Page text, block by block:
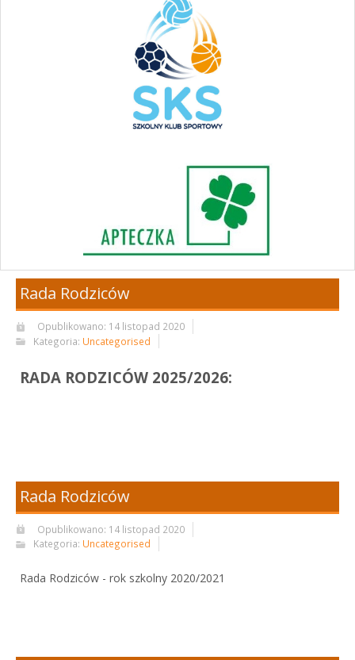
Rada Rodziców
Opublikowano: 14 listopad 2020
Kategoria: Uncategorised
RADA RODZICÓW 2025/2026:
Rada Rodziców
Opublikowano: 14 listopad 2020
Kategoria: Uncategorised
Rada Rodziców - rok szkolny 2020/2021